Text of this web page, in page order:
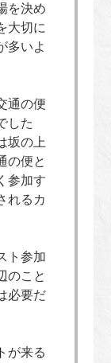
を決め
大切に
多いよ
通の便
した
坂の上
の便と
参加す
れるカ
ト参加
のこと
必要だ
が来る